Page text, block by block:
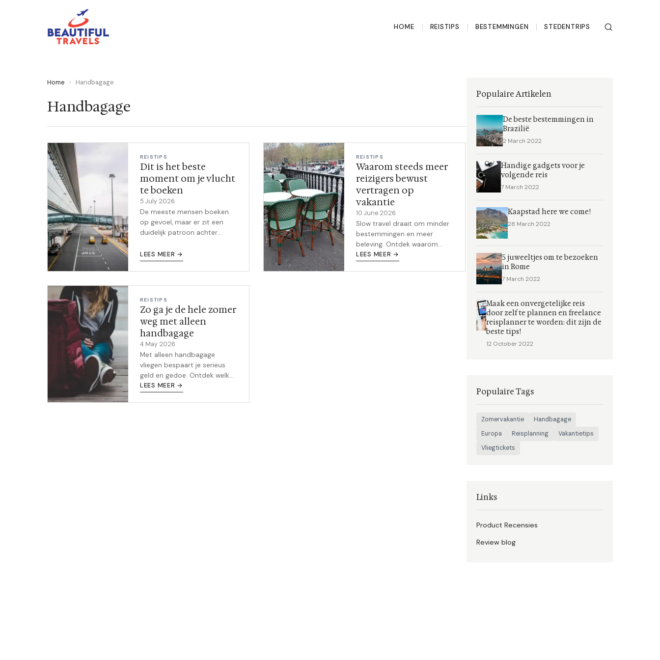
HOME REISTIPS BESTEMMINGEN STEDENTRIPS
Home › Handbagage
Handbagage
REISTIPS
Dit is het beste
moment om je vlucht
te boeken
5 July 2026
De meeste mensen boeken
op gevoel, maar er zit een
duidelijk patroon achter
wanneer je in 2026 echt moet
boeken.
LEES MEER →
REISTIPS
Waarom steeds meer
reizigers bewust
vertragen op
vakantie
10 June 2026
Slow travel draait om minder
bestemmingen en meer
beleving. Ontdek waarom
steeds meer reizigers bewust
LEES MEER →
REISTIPS
Zo ga je de hele zomer
weg met alleen
handbagage
4 May 2026
Met alleen handbagage
vliegen bespaart je serieus
geld en gedoe. Ontdek welke
trucjes echt werken en hoe je
LEES MEER →
Populaire Artikelen
De beste bestemmingen in
Brazilië
2 March 2022
Handige gadgets voor je
volgende reis
7 March 2022
Kaapstad here we come!
28 March 2022
5 juweeltjes om te bezoeken
in Rome
7 March 2022
Maak een onvergetelijke reis
door zelf te plannen en freelance
reisplanner te worden: dit zijn de
beste tips!
12 October 2022
Populaire Tags
Zomervakantie
Handbagage
Europa
Reisplanning
Vakantietips
Vliegtickets
Links
Product Recensies
Review blog